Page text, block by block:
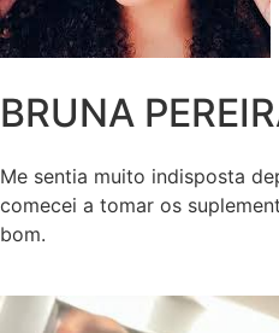
BRUNA
Me sentia muito indisposta
comecei a tomar os
bom.